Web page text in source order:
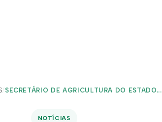
/ SECRETÁRIO DE AGRICULTURA DO ESTADO...
NOTÍCIAS